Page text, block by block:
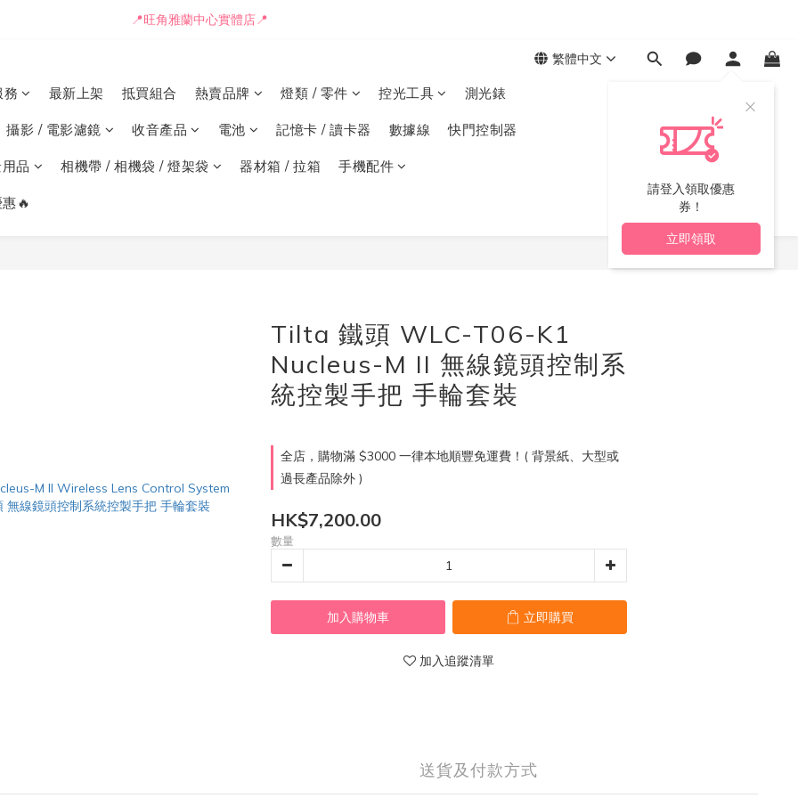
📒🖋️報價單 / 採購表格🖋️📒
📍旺角雅蘭中心實體店📍
📒🖋️報價單 / 採購表格🖋️📒
繁體中文
請登入領取優惠
券！
立即領取
最新上架 抵買組合 熱賣品牌 燈類 / 零件 控光工具 測光錶
攝影 / 電影濾鏡 收音產品 電池 記憶卡 / 讀卡器 數據線 快門控制器
品 相機帶 / 相機袋 / 燈架袋 器材箱 / 拉箱 手機配件
🔥
Tilta 鐵頭 WLC-T06-K1
Nucleus-M II 無線鏡頭控制系
統控製手把 手輪套裝
全店，購物滿 $3000 一律本地順豐免運費！( 背景紙、大型或
過長產品除外 )
HK$7,200.00
數量
加入購物車 立即購買
加入追蹤清單
送貨及付款方式
立即購買